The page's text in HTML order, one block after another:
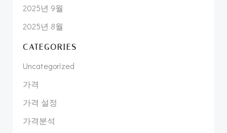
2025년 9월
2025년 8월
CATEGORIES
Uncategorized
가격
가격 설정
가격분석